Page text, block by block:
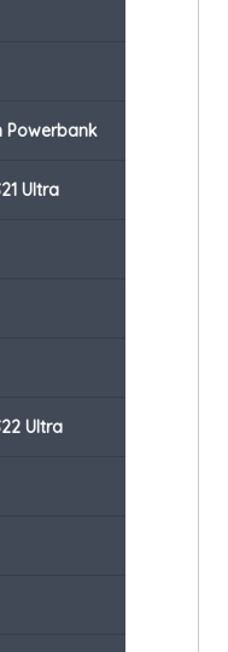
Powerbank
Ultra
Ultra